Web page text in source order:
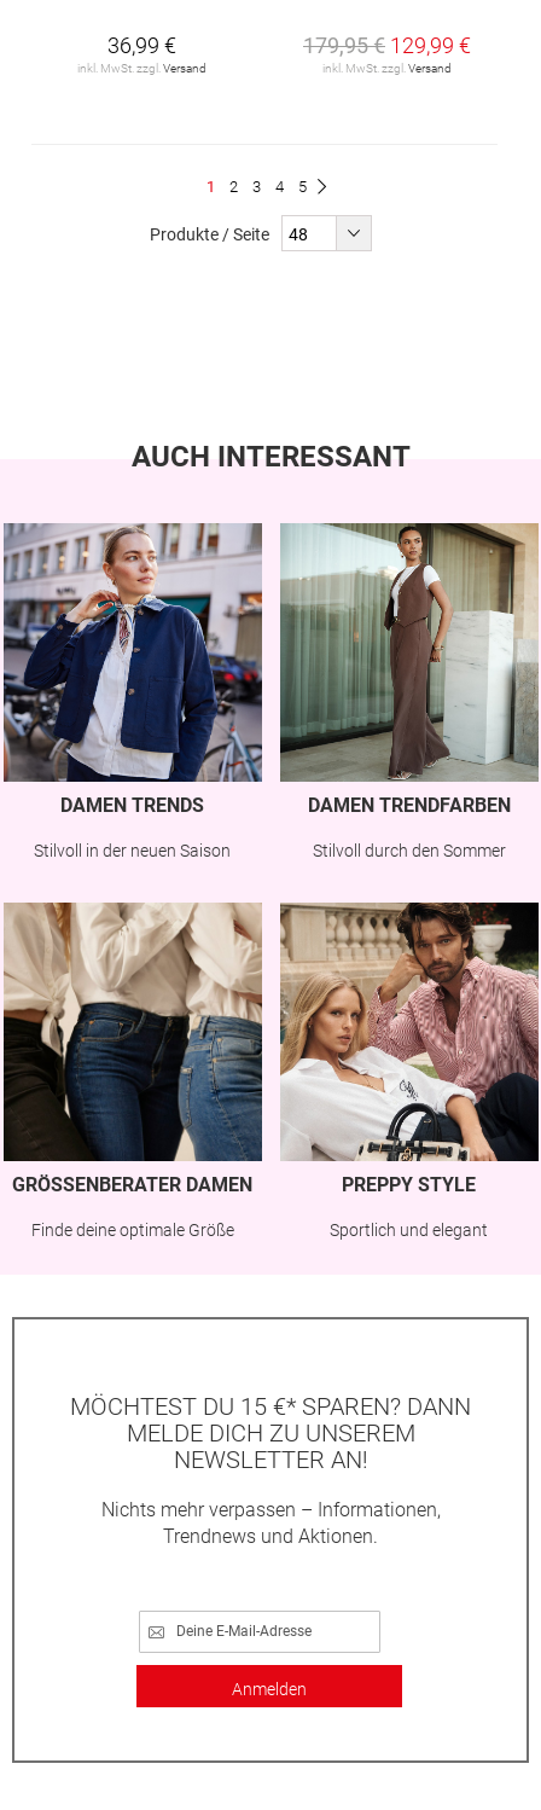
36,99 €
inkl. MwSt. zzgl. Versand
179,95 € 129,99 €
inkl. MwSt. zzgl. Versand
Du
1 Seite
2 Seite
3 Seite
4 Seite
5
Produkte / Seite
AUCH INTERESSANT
DAMEN TRENDS
Stilvoll in der neuen Saison
DAMEN TRENDFARBEN
Stilvoll durch den Sommer
GRÖSSENBERATER DAMEN
Finde deine optimale Größe
PREPPY STYLE
Sportlich und elegant
MÖCHTEST DU 15 €* SPAREN? DANN
MELDE DICH ZU UNSEREM
NEWSLETTER AN!
Nichts mehr verpassen – Informationen,
Trendnews und Aktionen.
Anmelden